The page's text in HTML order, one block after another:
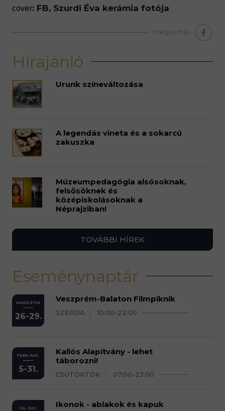
cover: FB, Szurdi Éva kerámia fotója
megosztás
Hírajánló
Urunk színeváltozása
A legendás vineta és a sokarcú
zakuszka
Múzeumpedagógia alsósoknak,
felsősöknek és
középiskolásoknak a
Néprajziban!
TOVÁBBI HÍREK
Eseménynaptár
AUGUSZTUS
26-29.
Veszprém-Balaton Filmpiknik
SZERDA 10:00-22:00
FEBR.-AUG.
5-31.
Kallós Alapítvány - lehet
táborozni!
CSÜTÖRTÖK 07:00-23:00
JÚL.-DEC. Ikonok - ablakok és kapuk